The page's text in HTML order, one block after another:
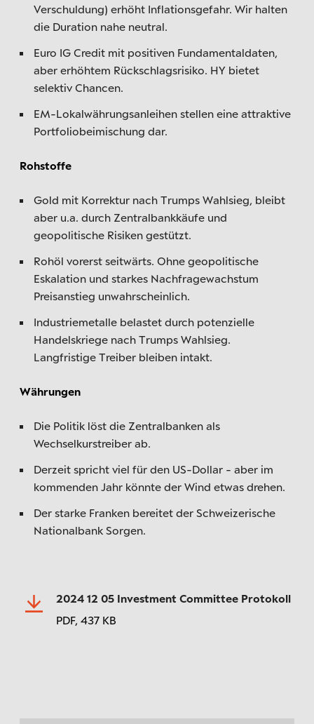
Verschuldung) erhöht Inflationsgefahr. Wir halten
die Duration nahe neutral.
Euro IG Credit mit positiven Fundamentaldaten,
aber erhöhtem Rückschlagsrisiko. HY bietet
selektiv Chancen.
EM-Lokalwährungsanleihen stellen eine attraktive
Portfoliobeimischung dar.
Rohstoffe
Gold mit Korrektur nach Trumps Wahlsieg, bleibt
aber u.a. durch Zentralbankkäufe und
geopolitische Risiken gestützt.
Rohöl vorerst seitwärts. Ohne geopolitische
Eskalation und starkes Nachfragewachstum
Preisanstieg unwahrscheinlich.
Industriemetalle belastet durch potenzielle
Handelskriege nach Trumps Wahlsieg.
Langfristige Treiber bleiben intakt.
Währungen
Die Politik löst die Zentralbanken als
Wechselkurstreiber ab.
Derzeit spricht viel für den US-Dollar - aber im
kommenden Jahr könnte der Wind etwas drehen.
Der starke Franken bereitet der Schweizerische
Nationalbank Sorgen.
2024 12 05 Investment Committee Protokoll
PDF, 437 KB